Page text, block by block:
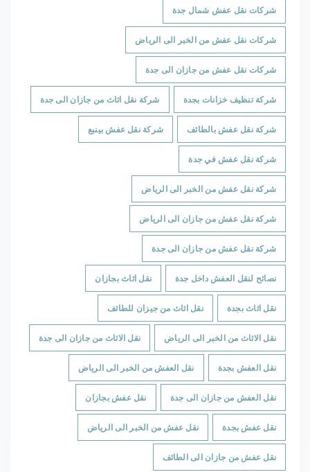
شركات نقل عفش شمال جدة
شركات نقل عفش من الخبر الى الرياض
شركات نقل عفش من جازان الى جدة
شركة تنظيف خزانات بجدة شركة نقل اثاث من جازان الى جدة
شركة نقل عفش بالطائف شركة نقل عفش بينبع
شركة نقل عفش في جدة
شركة نقل عفش من الخبر الى الرياض
شركة نقل عفش من جازان الى الرياض
شركة نقل عفش من جازان الى جدة
نصائح لنقل العفش داخل جدة نقل اثاث بجازان
نقل اثاث بجدة نقل اثاث من جيزان للطائف
نقل الاثاث من الخبر الى الرياض نقل الاثاث من جازان الى جدة
نقل العفش بجدة نقل العفش من الخبر الى الرياض
نقل العفش من جازان الى جدة نقل عفش بجازان
نقل عفش بجدة نقل عفش من الخبر الى الرياض
نقل عفش من جازان الى الطائف